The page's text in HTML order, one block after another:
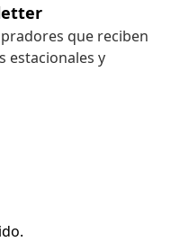
que reciben
estacionales y